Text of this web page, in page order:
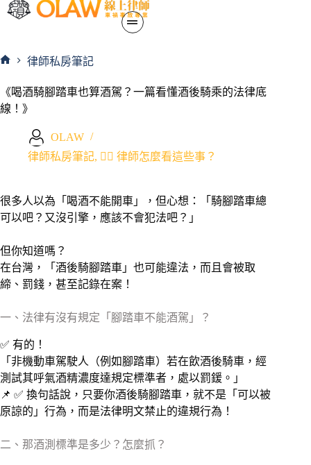
律師私房筆記
《喝酒騎腳踏車也算酒駕？一篇看懂酒後騎乘的法律底
線！》
OLAW
律師私房筆記, 🧑‍⚖️ 律師怎麼看這些事？
很多人以為「喝酒不能開車」，但心想：「騎腳踏車總
可以吧？又沒引擎，應該不會犯法吧？」
但你知道嗎？
在台灣，「酒後騎腳踏車」也可能違法，而且會被取
締、罰錢，甚至記錄在案！
一、法律有沒有規定「腳踏車不能酒駕」？
✅ 有的！
「非機動車駕駛人（例如腳踏車）若在飲酒後騎車，經
測試其呼氣酒精濃度達規定標準者，處以罰鍰。」
📌 ✅ 換句話說，只要你酒後騎腳踏車，就不是「可以被
原諒的」行為，而是法律明文禁止的違規行為！
二、那酒測標準是多少？怎麼抓？